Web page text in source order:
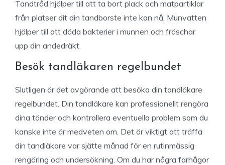
Tandtråd hjälper till att ta bort plack och matpartiklar
från platser dit din tandborste inte kan nå. Munvatten
hjälper till att döda bakterier i munnen och fräschar
upp din andedräkt.
Besök tandläkaren regelbundet
Slutligen är det avgörande att besöka din tandläkare
regelbundet. Din tandläkare kan professionellt rengöra
dina tänder och kontrollera eventuella problem som du
kanske inte är medveten om. Det är viktigt att träffa
din tandläkare var sjätte månad för en rutinmässig
rengöring och undersökning. Om du har några farhågor